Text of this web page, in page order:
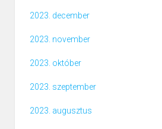
2023. december
2023. november
2023. október
2023. szeptember
2023. augusztus